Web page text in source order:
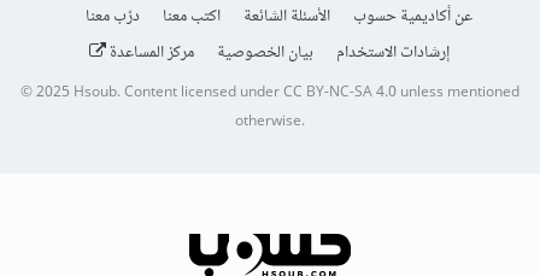
عن أكاديمية حسوب الأسئلة الشائعة اكتب معنا
درّب معنا
إرشادات الاستخدام
بيان الخصوصية مركز المساعدة
© 2025Hsoub.Content licensed underCC BY-NC-SA 4.0unless mentioned
otherwise.